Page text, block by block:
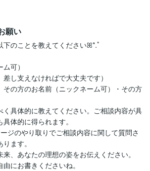
願い
下のことを教えてくださいꕤ*.ﾟ
可）
し支えなければで大丈夫です）
の方のお名前（ニックネーム可）・その方
具体的に教えてください。ご相談内容が具
体的に得られます。
ジのやり取りでご相談内容に関して質問さ
ます。
、あなたの理想の姿をお伝えください。
にお書きくださいね。